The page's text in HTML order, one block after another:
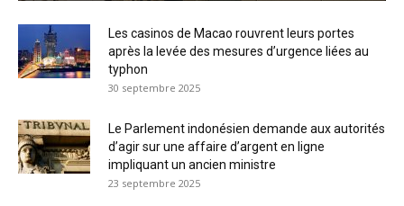
Les casinos de Macao rouvrent leurs portes
après la levée des mesures d’urgence liées au
typhon
30 septembre 2025
Le Parlement indonésien demande aux autorités
d’agir sur une affaire d’argent en ligne
impliquant un ancien ministre
23 septembre 2025